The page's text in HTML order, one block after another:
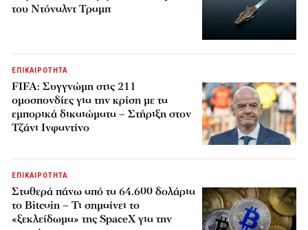
του Ντόναλντ Τραμπ
ΕΠΙΚΑΙΡΟΤΗΤΑ
FIFA: Συγγνώμη στις 211
ομοσπονδίες για την κρίση με τα
εμπορικά δικαιώματα – Στήριξη στον
Τζάνι Ινφαντίνο
ΕΠΙΚΑΙΡΟΤΗΤΑ
Σταθερά πάνω από τα 64.600 δολάρια
το Bitcoin – Τι σημαίνει το
«ξεκλείδωμα» της SpaceX για την